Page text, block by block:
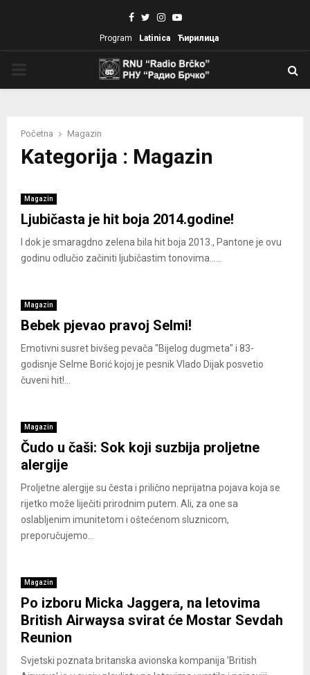
Facebook
TwitterInstagram
Youtube
Program Latinica Ћирилица
Početna Magazin
Kategorija : Magazin
Magazin
Ljubičasta je hit boja 2014.godine!
I dok je smaragdno zelena bila hit boja 2013., Pantone je ovu
godinu odlučio začiniti ljubičastim tonovima......
Magazin
Bebek pjevao pravoj Selmi!
Emotivni susret bivšeg pevača "Bijelog dugmeta" i 83-
godisnje Selme Borić kojoj je pesnik Vlado Dijak posvetio
čuveni hit!...
Magazin
Čudo u čaši: Sok koji suzbija proljetne
alergije
Proljetne alergije su česta i prilično neprijatna pojava koja se
rijetko može liječiti prirodnim putem. Ali, za one sa
oslabljenim imunitetom i oštećenom sluznicom,
preporučujemo...
Magazin
Po izboru Micka Jaggera, na letovima
British Airwaysa svirat će Mostar Sevdah
Reunion
Svjetski poznata britanska avionska kompanija 'British